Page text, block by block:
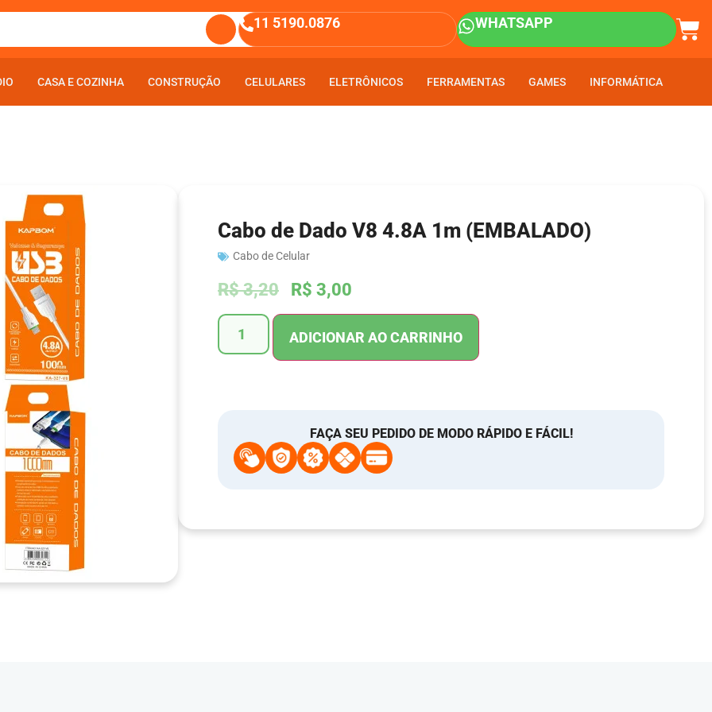
11 5190.0876 WHATSAPP
CASA E COZINHA CONSTRUÇÃO CELULARES ELETRÔNICOS FERRAMENTAS GAMES INFORMÁTICA
CASA E COZINHA CONSTRUÇÃO CELULARES ELETRÔNICOS FERRAMENTAS GAMES INFORMÁTICA
Cabo de Dado V8 4.8A 1m (EMBALADO)
Cabo de Celular
R$3,20 R$ 3,00
ADICIONAR AO CARRINHO
FAÇA SEU PEDIDO DE MODO RÁPIDO E FÁCIL!